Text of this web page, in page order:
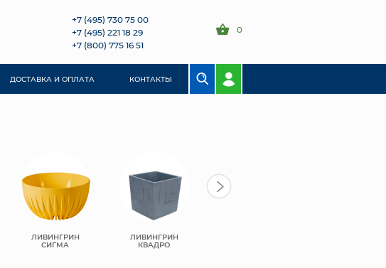
+7 (495) 730 75 00
+7 (495) 221 18 29
+7 (800) 775 16 51
0
ДОСТАВКА И ОПЛАТА КОНТАКТЫ
ЛИВИНГРИН
СИГМА
ЛИВИНГРИН
КВАДРО